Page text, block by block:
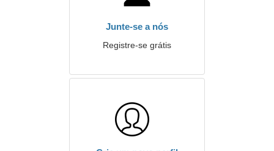
Junte-se a nós
Registre-se grátis